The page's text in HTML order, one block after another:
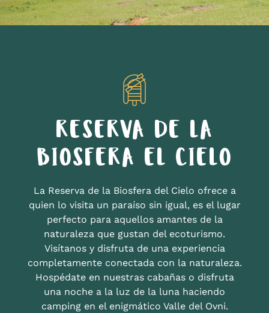
RESERVA DE LA
BIOSFERA EL CIELO
La Reserva de la Biosfera del Cielo ofrece a
quien lo visita un paraíso sin igual, es el lugar
perfecto para aquellos amantes de la
naturaleza que gustan del ecoturismo.
Visítanos y disfruta de una experiencia
completamente conectada con la naturaleza.
Hospédate en nuestras cabañas o disfruta
una noche a la luz de la luna haciendo
camping en el enigmático Valle del Ovni.